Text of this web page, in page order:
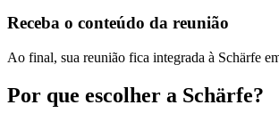
Receba o conteúdo da reunião
Ao final, sua reunião fica integrada à Schärfe
Por que escolher a Schärfe?